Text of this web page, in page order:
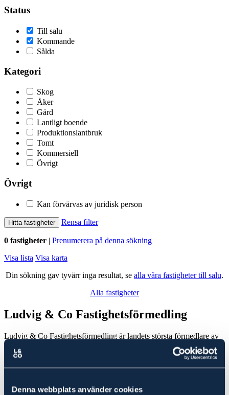
Denna webbplats använder cookies
Status
Till salu
Kommande
Sålda
Kategori
Skog
Åker
Gård
Lantligt boende
Produktionslantbruk
Tomt
Kommersiell
Övrigt
Övrigt
Kan förvärvas av juridisk person
Hitta fastigheter Rensa filter
0 fastigheter | Prenumerera på denna sökning
Visa lista Visa karta
Din sökning gav tyvärr inga resultat, se alla våra fastigheter till salu.
Alla fastigheter
Ludvig & Co Fastighetsförmedling
Ludvig & Co Fastighetsförmedling är landets största förmedlare av
skog- och lantbruksfastigheter. Vi hjälper också varje år många
kunder att köpa en fastighet genom att ge rådgivning till spekulanter